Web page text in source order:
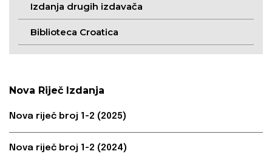
Izdanja drugih izdavača
Biblioteca Croatica
Nova Riječ Izdanja
Nova riječ broj 1-2 (2025)
Nova riječ broj 1-2 (2024)